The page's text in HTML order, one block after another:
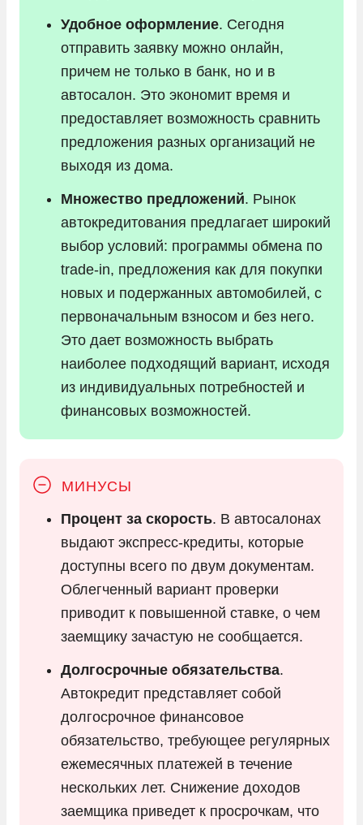
Удобное оформление. Сегодня
отправить заявку можно онлайн,
причем не только в банк, но и в
автосалон. Это экономит время и
предоставляет возможность сравнить
предложения разных организаций не
выходя из дома.
Множество предложений. Рынок
автокредитования предлагает широкий
выбор условий: программы обмена по
trade-in, предложения как для покупки
новых и подержанных автомобилей, с
первоначальным взносом и без него.
Это дает возможность выбрать
наиболее подходящий вариант, исходя
из индивидуальных потребностей и
финансовых возможностей.
Процент за скорость. В автосалонах
выдают экспресс-кредиты, которые
доступны всего по двум документам.
Облегченный вариант проверки
приводит к повышенной ставке, о чем
заемщику зачастую не сообщается.
Долгосрочные обязательства.
Автокредит представляет собой
долгосрочное финансовое
обязательство, требующее регулярных
ежемесячных платежей в течение
нескольких лет. Снижение доходов
заемщика приведет к просрочкам, что